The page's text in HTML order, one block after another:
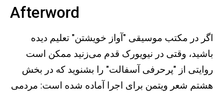
Afterword
اگر در مکتب موسیقی "آواز خویشتن" تعلیم دیده
باشید، وقتی در نیویورک قدم می‌زنید ممکن است
روایتی از "پرحرفی آسفالت" را بشنوید که در بخش
هشتم شعر ویتمن برای اجرا آماده شده است: مردمی